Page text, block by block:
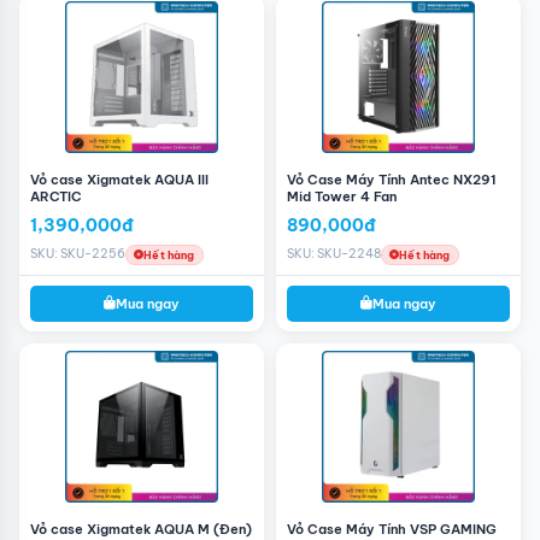
Vỏ case Xigmatek AQUA III
ARCTIC
1,390,000đ
SKU: SKU-2256 Hết hàng
Mua ngay
Vỏ Case Máy Tính Antec NX291
Mid Tower 4 Fan
890,000đ
SKU: SKU-2248 Hết hàng
Mua ngay
Vỏ case Xigmatek AQUA M (Đen)
Vỏ Case Máy Tính VSP GAMING